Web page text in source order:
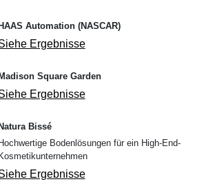
HAAS Automation (NASCAR)
Ergebnisse
Madison Square Garden
Ergebnisse
Natura Bissé
Hochwertige Bodenlösungen für ein High-End-
Kosmetikunternehmen
Ergebnisse